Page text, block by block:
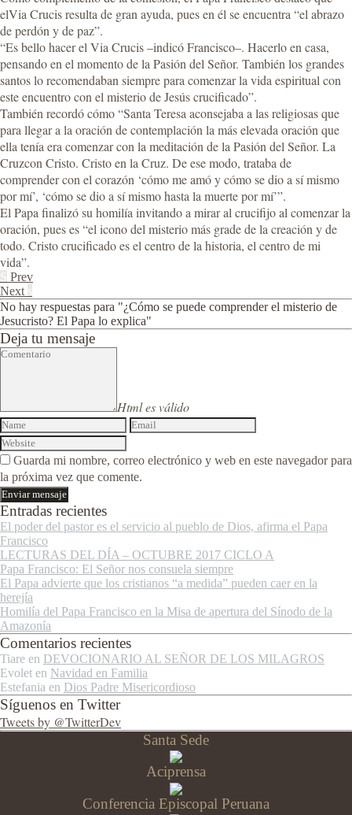
elVia Crucis resulta de gran ayuda, pues en él se encuentra “el abrazo
de perdón y de paz”.
“Es bello hacer el Via Crucis –indicó Francisco–. Hacerlo en casa,
pensando en el momento de la Pasión del Señor. También los grandes
santos lo recomendaban siempre para comenzar la vida espiritual con
este encuentro con el misterio de Jesús crucificado”.
También recordó cómo “Santa Teresa aconsejaba a las religiosas que
para llegar a la oración de contemplación la más elevada oración que
ella tenía era comenzar con la meditación de la Pasión del Señor. La
Cruzcon Cristo. Cristo en la Cruz. De ese modo, trataba de
comprender con el corazón ‘cómo me amó y cómo se dio a sí mismo
por mí’, ‘cómo se dio a sí mismo hasta la muerte por mí’”.
El Papa finalizó su homilía invitando a mirar al crucifijo al comenzar la
oración, pues es “el icono del misterio más grade de la creación y de
todo. Cristo crucificado es el centro de la historia, el centro de mi
vida”.
Prev
Next
No hay respuestas para "¿Cómo se puede comprender el misterio de
Jesucristo? El Papa lo explica"
Deja tu mensaje
Html es válido
Guarda mi nombre, correo electrónico y web en este navegador para
la próxima vez que comente.
Entradas recientes
El poder del pastor es el servicio al pueblo de Dios, afirma el Papa
Francisco
LECTURAS DEL DÍA – OCTUBRE 2017 CICLO A
Papa Francisco: El Señor nos consuela siempre
El Papa advierte que los cristianos “a medida” pueden caer en la
herejía
Homilía del Papa Francisco en la Misa de apertura del Sínodo de la
Amazonía
Comentarios recientes
Tiare en DEVOCIONARIO AL SEÑOR DE LOS MILAGROS
Evolet en Navidad en Familia
Estefania en Dios Padre Misericordioso
Síguenos en Twitter
Tweets by @TwitterDev
Santa Sede
Aciprensa
Conferencia Episcopal Peruana